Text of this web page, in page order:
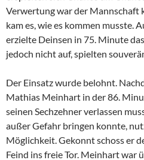
Verwertung war der Mannschaft
kam es, wie es kommen musste.
erzielte Deinsen in 75. Minute
jedoch nicht auf, spielten
Der Einsatz wurde belohnt.
Mathias Meinhart in der 86.
seinen Sechzehner verlassen
außer Gefahr bringen konnte,
Möglichkeit. Gekonnt schoss er
Feind ins freie Tor. Meinhart war